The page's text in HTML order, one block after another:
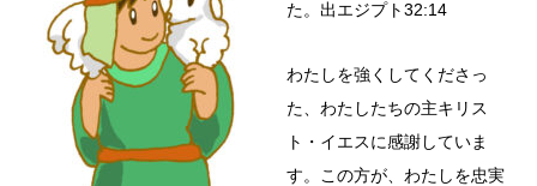
た。出エジプト32:14
わたしを強くしてくださっ
た、わたしたちの主キリス
ト・イエスに感謝していま
す。この方が、わたしを忠実